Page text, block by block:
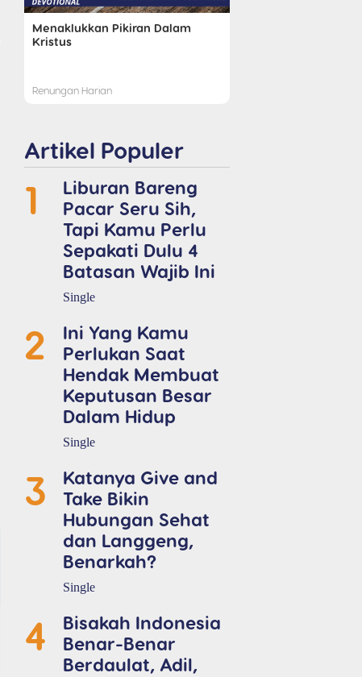
Menaklukkan Pikiran Dalam
Kristus
Renungan Harian
Artikel Populer
1
Liburan Bareng
Pacar Seru Sih,
Tapi Kamu Perlu
Sepakati Dulu 4
Batasan Wajib Ini
Single
2
Ini Yang Kamu
Perlukan Saat
Hendak Membuat
Keputusan Besar
Dalam Hidup
Single
3
Katanya Give and
Take Bikin
Hubungan Sehat
dan Langgeng,
Benarkah?
Single
4
Bisakah Indonesia
Benar-Benar
Berdaulat, Adil,